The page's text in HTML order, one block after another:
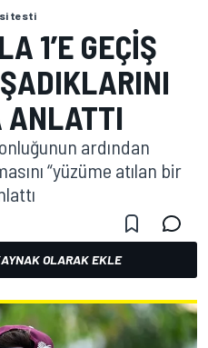
testi
1’E GEÇIŞ
ANLATTI
ardından
“yüzüme atılan bir
OLARAK EKLE